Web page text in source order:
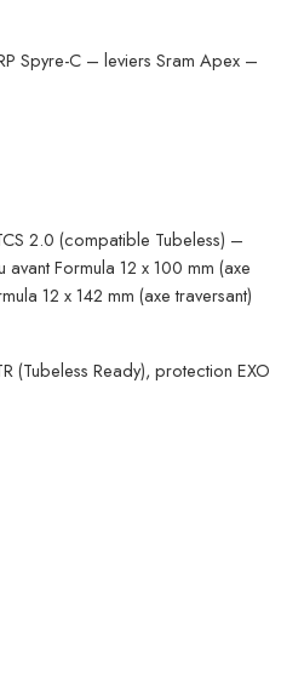
Spyre-C – leviers Sram Apex –
2.0 (compatible Tubeless) –
Formula 12 x 100 mm (axe
12 x 142 mm (axe traversant)
(Tubeless Ready), protection EXO